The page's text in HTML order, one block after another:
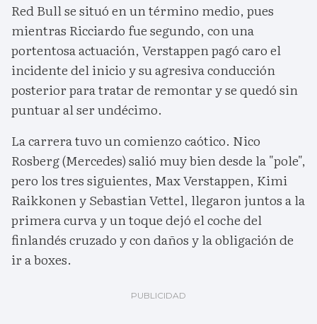
Red Bull se situó en un término medio, pues
mientras Ricciardo fue segundo, con una
portentosa actuación, Verstappen pagó caro el
incidente del inicio y su agresiva conducción
posterior para tratar de remontar y se quedó sin
puntuar al ser undécimo.
La carrera tuvo un comienzo caótico. Nico
Rosberg (Mercedes) salió muy bien desde la "pole",
pero los tres siguientes, Max Verstappen, Kimi
Raikkonen y Sebastian Vettel, llegaron juntos a la
primera curva y un toque dejó el coche del
finlandés cruzado y con daños y la obligación de
ir a boxes.